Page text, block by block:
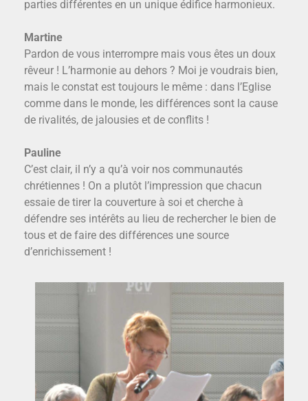
parties différentes en un unique édifice harmonieux.
Martine
Pardon de vous interrompre mais vous êtes un doux
rêveur ! L’harmonie au dehors ? Moi je voudrais bien,
mais le constat est toujours le même : dans l’Eglise
comme dans le monde, les différences sont la cause
de rivalités, de jalousies et de conflits !
Pauline
C’est clair, il n’y a qu’à voir nos communautés
chrétiennes ! On a plutôt l’impression que chacun
essaie de tirer la couverture à soi et cherche à
défendre ses intérêts au lieu de rechercher le bien de
tous et de faire des différences une source
d’enrichissement !